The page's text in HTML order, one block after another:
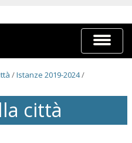
Espandi
barra
di
/Istanze 2019-2024/
città